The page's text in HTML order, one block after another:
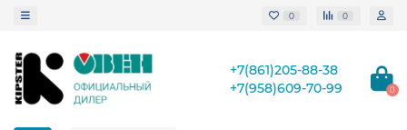
0 0
+7(861)205-88-38
+7(958)609-70-99
0